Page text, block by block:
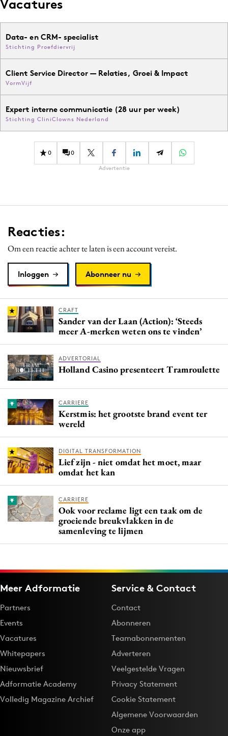
Vacatures
Data- en CRM- specialist
Stichting Proefdiervrij
Client Service Director — Relaties, Groei & Impact
VormVijf
Expert interne communicatie (28 uur per week)
Stichting CliniClowns Nederland
0 0
Advertentie
Reacties:
Om een reactie achter te laten is een account vereist.
Inloggen Abonneer nu
CRAFT
Sander van der Laan (Action): ‘Steeds
meer A-merken weten ons te vinden’
ADVERTORIAL
Holland Casino presenteert Tramroulette
CARRIERE
Kerstmis: het grootste brand event ter
wereld
DIGITAL TRANSFORMATION
Lief zijn - niet omdat het moet, maar
omdat het kan
CARRIERE
Ook voor reclame ligt een taak om de
groeiende breukvlakken in de
samenleving te lijmen
Meer Adformatie
Partners
Events
Vacatures
Whitepapers
Nieuwsbrief
Adformatie Academy
Volledig Magazine Archief
Service & Contact
Contact
Abonneren
Teamabonnementen
Adverteren
Veelgestelde Vragen
Privacy Statement
Cookie Statement
Algemene Voorwaarden
Onze app